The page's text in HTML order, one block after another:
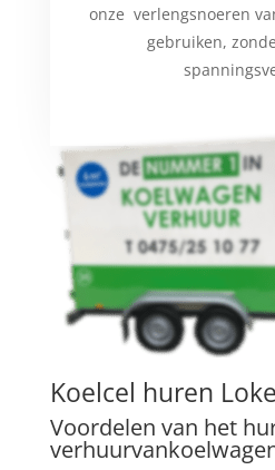
onze verlengsnoeren
gebruiken,
Koelcel huren
Voordelen van het